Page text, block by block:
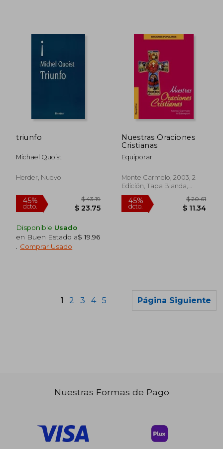
45%
triunfo
Michael Quoist
Herder, Nuevo
Disponible Usado
en Buen Estado a$ 19.96
Comprar Usado
Nuestras Oraciones
Cristianas
Equiporar
Monte Carmelo, 2003, 2
Edición, Tapa Blanda,
Nuevo
1 2 3 4 5 Página Siguiente
Nuestras Formas de Pago